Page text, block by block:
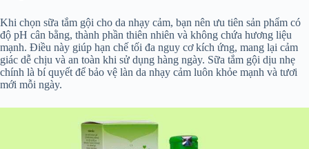
Khi chọn sữa tắm gội cho da nhạy cảm, bạn nên ưu tiên sản phẩm có
độ pH cân bằng, thành phần thiên nhiên và không chứa hương liệu
mạnh. Điều này giúp hạn chế tối đa nguy cơ kích ứng, mang lại cảm
giác dễ chịu và an toàn khi sử dụng hàng ngày. Sữa tắm gội dịu nhẹ
chính là bí quyết để bảo vệ làn da nhạy cảm luôn khỏe mạnh và tươi
mới mỗi ngày.